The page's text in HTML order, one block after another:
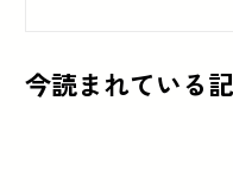
今読まれている